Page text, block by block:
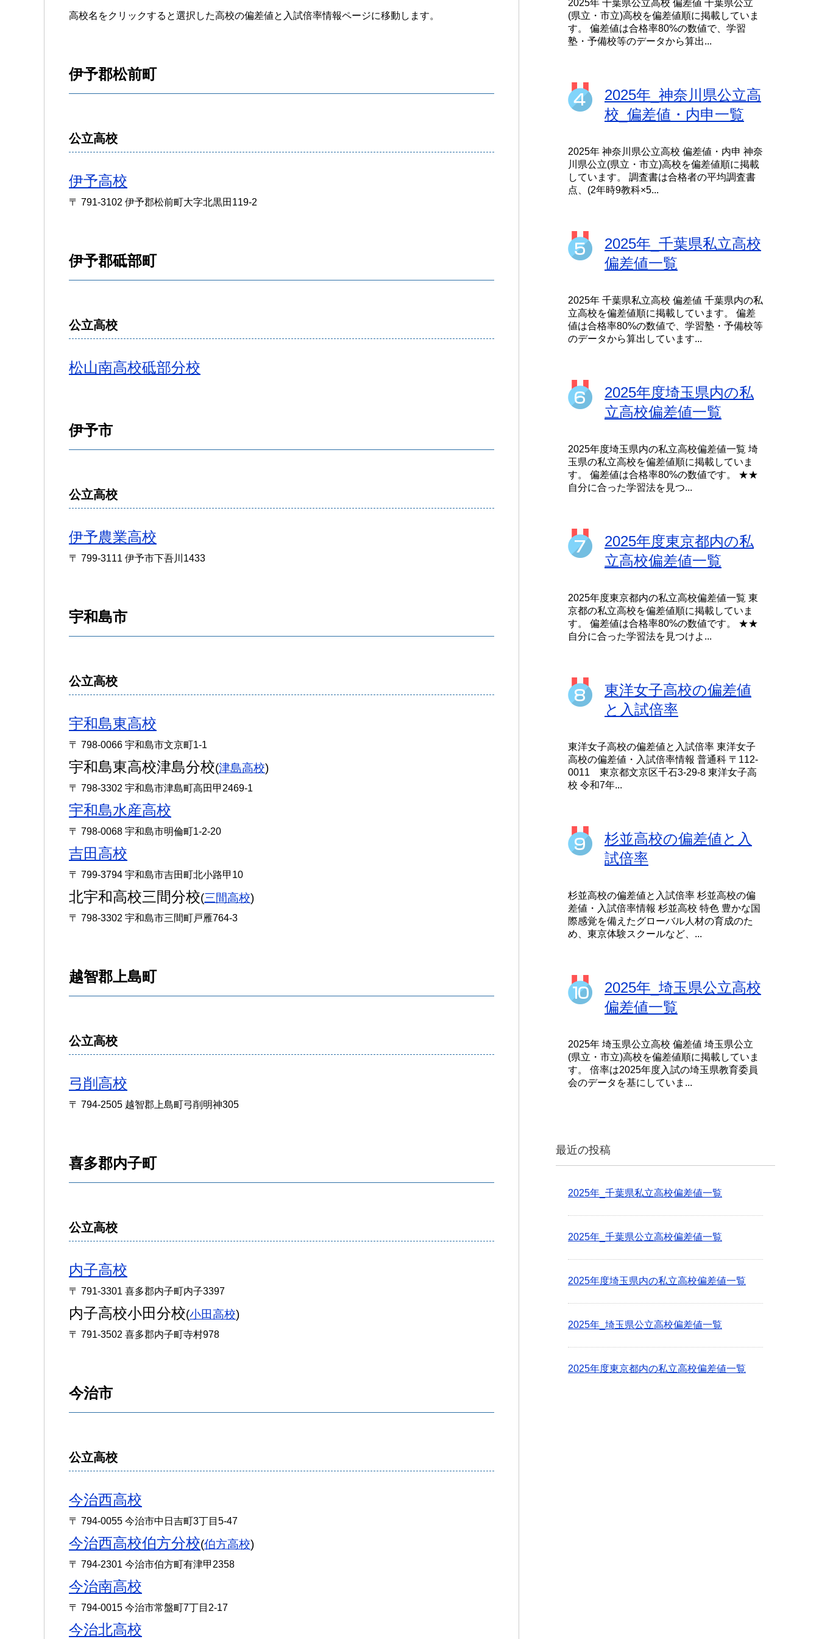
高校名をクリックすると選択した高校の偏差値と入試倍率情報ページに移動します。
伊予郡松前町
公立高校
伊予高校
〒 791-3102 伊予郡松前町大字北黒田119-2
伊予郡砥部町
公立高校
松山南高校砥部分校
伊予市
公立高校
伊予農業高校
〒 799-3111 伊予市下吾川1433
宇和島市
公立高校
宇和島東高校
〒 798-0066 宇和島市文京町1-1
宇和島東高校津島分校(津島高校)
〒 798-3302 宇和島市津島町高田甲2469-1
宇和島水産高校
〒 798-0068 宇和島市明倫町1-2-20
吉田高校
〒 799-3794 宇和島市吉田町北小路甲10
北宇和高校三間分校(三間高校)
〒 798-3302 宇和島市三間町戸雁764-3
越智郡上島町
公立高校
弓削高校
〒 794-2505 越智郡上島町弓削明神305
喜多郡内子町
公立高校
内子高校
〒 791-3301 喜多郡内子町内子3397
内子高校小田分校(小田高校)
〒 791-3502 喜多郡内子町寺村978
今治市
公立高校
今治西高校
〒 794-0055 今治市中日吉町3丁目5-47
今治西高校伯方分校(伯方高校)
〒 794-2301 今治市伯方町有津甲2358
今治南高校
〒 794-0015 今治市常盤町7丁目2-17
今治北高校
2025年 千葉県公立高校 偏差値 千葉県公立
(県立・市立)高校を偏差値順に掲載していま
す。 偏差値は合格率80%の数値で、学習
塾・予備校等のデータから算出...
2025年_神奈川県公立高
校_偏差値・内申一覧
2025年 神奈川県公立高校 偏差値・内申 神奈
川県公立(県立・市立)高校を偏差値順に掲載
しています。 調査書は合格者の平均調査書
点、(2年時9教科×5...
2025年_千葉県私立高校
偏差値一覧
2025年 千葉県私立高校 偏差値 千葉県内の私
立高校を偏差値順に掲載しています。 偏差
値は合格率80%の数値で、学習塾・予備校等
のデータから算出しています...
2025年度埼玉県内の私
立高校偏差値一覧
2025年度埼玉県内の私立高校偏差値一覧 埼
玉県の私立高校を偏差値順に掲載していま
す。 偏差値は合格率80%の数値です。 ★★
自分に合った学習法を見つ...
2025年度東京都内の私
立高校偏差値一覧
2025年度東京都内の私立高校偏差値一覧 東
京都の私立高校を偏差値順に掲載していま
す。 偏差値は合格率80%の数値です。 ★★
自分に合った学習法を見つけよ...
東洋女子高校の偏差値
と入試倍率
東洋女子高校の偏差値と入試倍率 東洋女子
高校の偏差値・入試倍率情報 普通科 〒112-
0011 東京都文京区千石3-29-8 東洋女子高
校 令和7年...
杉並高校の偏差値と入
試倍率
杉並高校の偏差値と入試倍率 杉並高校の偏
差値・入試倍率情報 杉並高校 特色 豊かな国
際感覚を備えたグローバル人材の育成のた
め、東京体験スクールなど、...
2025年_埼玉県公立高校
偏差値一覧
2025年 埼玉県公立高校 偏差値 埼玉県公立
(県立・市立)高校を偏差値順に掲載していま
す。 倍率は2025年度入試の埼玉県教育委員
会のデータを基にしていま...
最近の投稿
2025年_千葉県私立高校偏差値一覧
2025年_千葉県公立高校偏差値一覧
2025年度埼玉県内の私立高校偏差値一覧
2025年_埼玉県公立高校偏差値一覧
2025年度東京都内の私立高校偏差値一覧